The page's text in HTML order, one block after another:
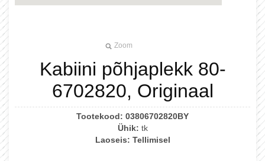
Zoom
Kabiini põhjaplekk 80-
6702820, Originaal
Tootekood: 03806702820BY
Ühik: tk
Laoseis: Tellimisel